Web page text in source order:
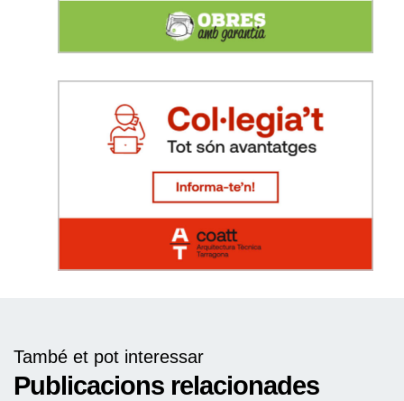
També et pot interessar
Publicacions relacionades